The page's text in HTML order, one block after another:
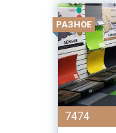
РАЗНОЕ
7474